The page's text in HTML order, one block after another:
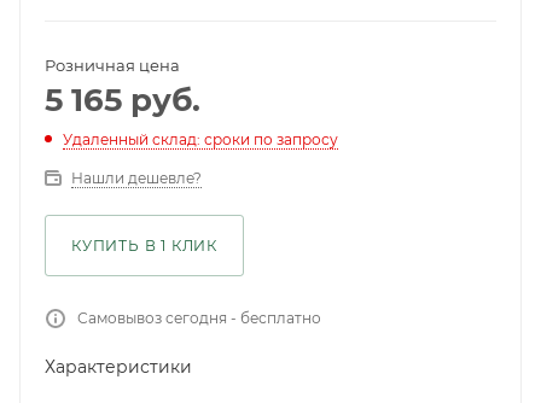
Розничная цена
5 165 руб.
Удаленный склад: сроки по запросу
Нашли дешевле?
КУПИТЬ В 1 КЛИК
Самовывоз сегодня - бесплатно
Характеристики